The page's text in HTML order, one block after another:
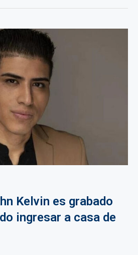
Kelvin es grabado
ingresar a casa de